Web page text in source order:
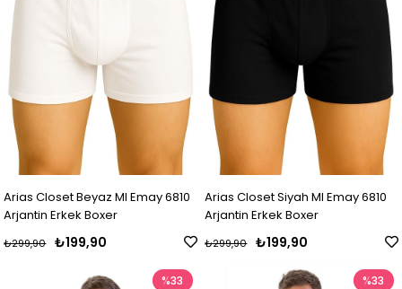
Arias Closet Beyaz MI Emay 6810
Arjantin Erkek Boxer
₺199,90
₺299,90
Arias Closet Siyah MI Emay 6810
Arjantin Erkek Boxer
₺199,90
₺299,90
%33 %33